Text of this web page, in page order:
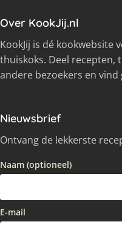
Over KookJij.nl
KookJij is dé kookwebsite
thuiskoks. Deel recepten,
andere bezoekers en
Nieuwsbrief
Ontvang de lekkerste
Naam (optioneel)
E-mail